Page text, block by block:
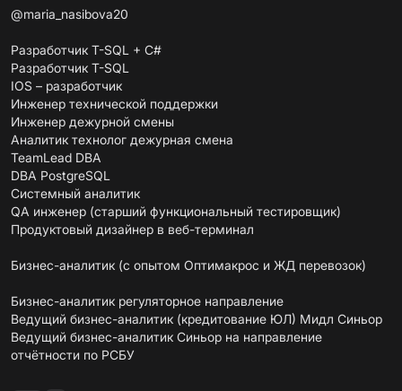
@maria_nasibova20
Разработчик T-SQL + C#
Разработчик T-SQL
IOS – разработчик
Инженер технической поддержки
Инженер дежурной смены
Аналитик технолог дежурная смена
TeamLead DBA
DBA PostgreSQL
Системный аналитик
QA инженер (старший функциональный тестировщик)
Продуктовый дизайнер в веб-терминал
Бизнес-аналитик (с опытом Оптимакрос и ЖД перевозок)
Бизнес-аналитик регуляторное направление
Ведущий бизнес-аналитик (кредитование ЮЛ) Мидл Синьор
Ведущий бизнес-аналитик Синьор на направление
отчётности по РСБУ